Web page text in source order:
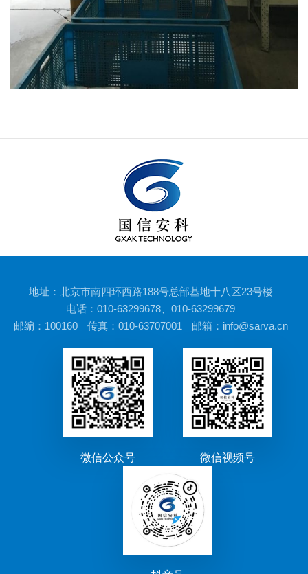
地址：北京市南四环西路188号总部基地十八区23号楼
电话：010-63299678、010-63299679
邮编：100160
传真：010-63707001 邮箱：info@sarva.cn
微信公众号 微信视频号